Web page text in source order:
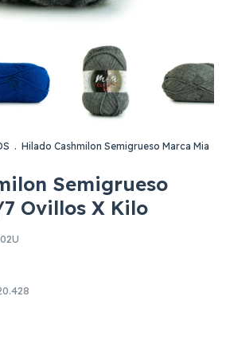
. Hilado Cashmilon Semigrueso Marca Mia
Semigrueso
Ovillos X Kilo